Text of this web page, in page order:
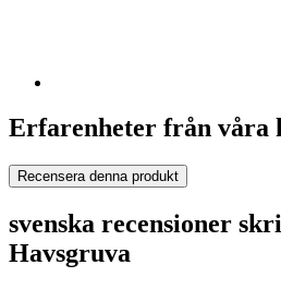
Erfarenheter från våra
Recensera denna produkt
svenska recensioner
Havsgruva